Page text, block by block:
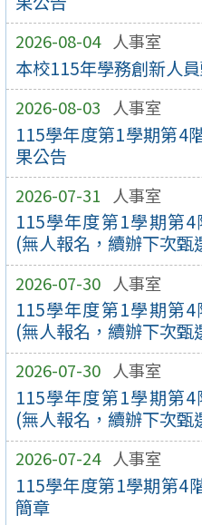
2026-08-04 人事室
本校115年學務創新人
2026-08-03 人事室
115學年度第1學期第4
果公告
2026-07-31 人事室
115學年度第1學期第
(無人報名，續辦下次甄
2026-07-30 人事室
115學年度第1學期第
(無人報名，續辦下次甄
2026-07-30 人事室
115學年度第1學期第
(無人報名，續辦下次甄
2026-07-24 人事室
115學年度第1學期第4
簡章